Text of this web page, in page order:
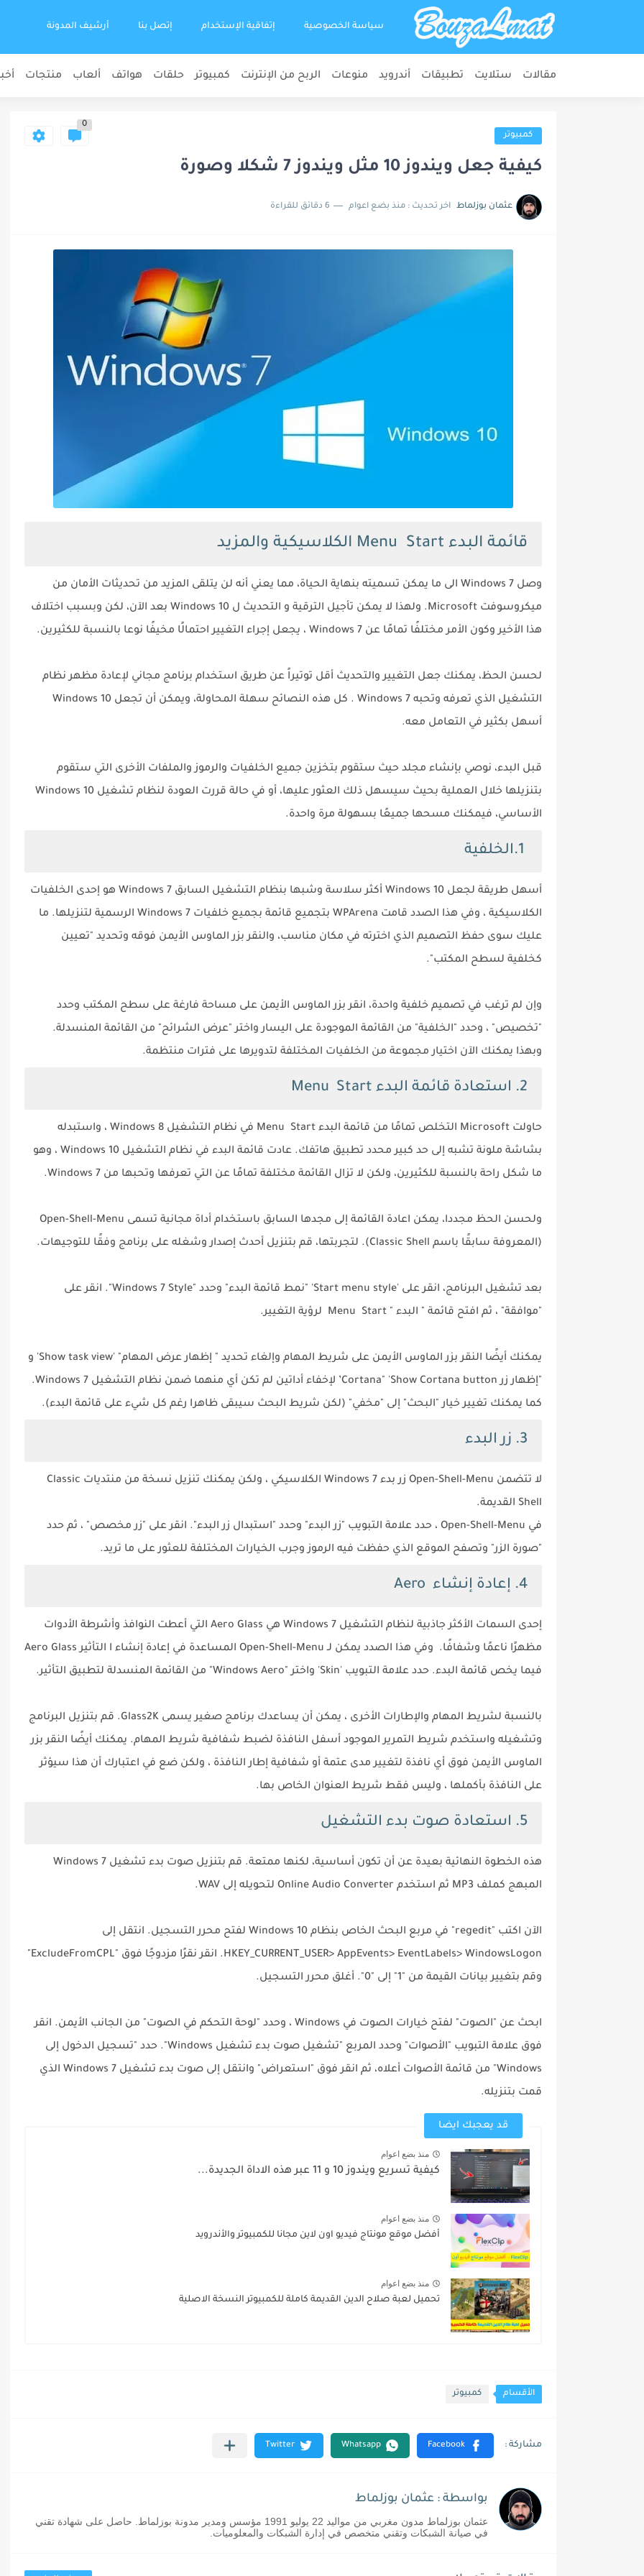
سياسة الخصوصية إتفاقية الإستخدام إتصل بنا أرشيف المدونة
مقالات ستلايت تطبيقات أندرويد منوعات الربح من الإنترنت كمبيوتر حلقات هواتف ألعاب منتجات
كمبيوتر
0
كيفية جعل ويندوز 10 مثل ويندوز 7 شكلا وصورة
عثمان بوزلماط اخر تحديث : منذ بضع اعوام 6 دقائق للقراءة
قائمة البدء Menu Start الكلاسيكية والمزيد
وصل Windows 7 الى ما يمكن تسميته بنهاية الحياة، مما يعني أنه لن يتلقى المزيد من تحديثات الأمان من
ميكروسوفت Microsoft. ولهذا لا يمكن تأجيل الترقية و التحديث ل Windows 10 بعد الآن، لكن وبسبب اختلاف
هذا الأخير وكون الأمر مختلفًا تمامًا عن Windows 7 ، يجعل إجراء التغيير احتمالًا مخيفًا نوعا بالنسبة للكثيرين.
لحسن الحظ، يمكنك جعل التغيير والتحديث أقل توتيراً عن طريق استخدام برنامج مجاني لإعادة مظهر نظام
التشغيل الذي تعرفه وتحبه Windows 7 . كل هذه النصائح سهلة المحاولة، ويمكن أن تجعل Windows 10
أسهل بكثير في التعامل معه.
قبل البدء، نوصي بإنشاء مجلد حيث ستقوم بتخزين جميع الخلفيات والرموز والملفات الأخرى التي ستقوم
بتنزيلها خلال العملية بحيث سيسهل ذلك العثور عليها، أو في حالة قررت العودة لنظام تشغيل Windows 10
الأساسي، فيمكنك مسحها جميعًا بسهولة مرة واحدة.
أسهل طريقة لجعل Windows 10 أكثر سلاسة وشبها بنظام التشغيل السابق Windows 7 هو إحدى الخلفيات
الكلاسيكية ، وفي هذا الصدد قامت WPArena بتجميع قائمة بجميع خلفيات Windows 7 الرسمية لتنزيلها. ما
عليك سوى حفظ التصميم الذي اخترته في مكان مناسب، والنقر بزر الماوس الأيمن فوقه وتحديد "تعيين
كخلفية لسطح المكتب".
وإن لم ترغب في تصميم خلفية واحدة، انقر بزر الماوس الأيمن على مساحة فارغة على سطح المكتب وحدد
"تخصيص" ، وحدد "الخلفية" من القائمة الموجودة على اليسار واختر "عرض الشرائح" من القائمة المنسدلة.
وبهذا يمكنك الآن اختيار مجموعة من الخلفيات المختلفة لتدويرها على فترات منتظمة.
2. استعادة قائمة البدء Menu Start
حاولت Microsoft التخلص تمامًا من قائمة البدء Menu Start في نظام التشغيل Windows 8 ، واستبدله
بشاشة ملونة تشبه إلى حد كبير محدد تطبيق هاتفك. عادت قائمة البدء في نظام التشغيل Windows 10 ، وهو
ما شكل راحة بالنسبة للكثيرين، ولكن لا تزال القائمة مختلفة تمامًا عن التي تعرفها وتحبها من Windows 7.
ولحسن الحظ مجددا، يمكن اعادة القائمة إلى مجدها السابق باستخدام أداة مجانية تسمى Open-Shell-Menu
(المعروفة سابقًا باسم Classic Shell). لتجربتها، قم بتنزيل أحدث إصدار وشغله على برنامج وفقًا للتوجيهات.
بعد تشغيل البرنامج، انقر على 'Start menu style' "نمط قائمة البدء" وحدد "Windows 7 Style". انقر على
"موافقة" ، ثم افتح قائمة " البدء " Menu Start لرؤية التغيير.
يمكنك أيضًا النقر بزر الماوس الأيمن على شريط المهام وإلغاء تحديد " إظهار عرض المهام" 'Show task view' و
"إظهار زر Cortana" 'Show Cortana button’ لإخفاء أداتين لم تكن أي منهما ضمن نظام التشغيل Windows 7.
كما يمكنك تغيير خيار "البحث" إلى "مخفي" (لكن شريط البحث سيبقى ظاهرا رغم كل شيء على قائمة البدء).
3. زر البدء
لا تتضمن Open-Shell-Menu زر بدء Windows 7 الكلاسيكي ، ولكن يمكنك تنزيل نسخة من منتديات Classic
Shell القديمة.
في Open-Shell-Menu ، حدد علامة التبويب "زر البدء" وحدد "استبدال زر البدء". انقر على "زر مخصص" ، ثم حدد
"صورة الزر" وتصفح الموقع الذي حفظت فيه الرموز وجرب الخيارات المختلفة للعثور على ما تريد.
4. إعادة إنشاء Aero
إحدى السمات الأكثر جاذبية لنظام التشغيل Windows 7 هي Aero Glass التي أعطت النوافذ وأشرطة الأدوات
مظهرًا ناعمًا وشفافًا. وفي هذا الصدد يمكن لـ Open-Shell-Menu المساعدة في إعادة إنشاء ا التأثير Aero Glass
فيما يخص قائمة البدء. حدد علامة التبويب 'Skin' واختر "Windows Aero" من القائمة المنسدلة لتطبيق التأثير.
بالنسبة لشريط المهام والإطارات الأخرى ، يمكن أن يساعدك برنامج صغير يسمى Glass2K. قم بتنزيل البرنامج
وتشغيله واستخدم شريط التمرير الموجود أسفل النافذة لضبط شفافية شريط المهام. يمكنك أيضًا النقر بزر
الماوس الأيمن فوق أي نافذة لتغيير مدى عتمة أو شفافية إطار النافذة ، ولكن ضع في اعتبارك أن هذا سيؤثر
على النافذة بأكملها ، وليس فقط شريط العنوان الخاص بها.
5. استعادة صوت بدء التشغيل
هذه الخطوة النهائية بعيدة عن أن تكون أساسية، لكنها ممتعة. قم بتنزيل صوت بدء تشغيل Windows 7
المبهج كملف MP3 ثم استخدم Online Audio Converter لتحويله إلى WAV.
الآن اكتب "regedit" في مربع البحث الخاص بنظام Windows 10 لفتح محرر التسجيل. انتقل إلى
HKEY_CURRENT_USER> AppEvents> EventLabels> WindowsLogon. انقر نقرًا مزدوجًا فوق "ExcludeFromCPL"
وقم بتغيير بيانات القيمة من "1" إلى "0". أغلق محرر التسجيل.
ابحث عن "الصوت" لفتح خيارات الصوت في Windows ، وحدد "لوحة التحكم في الصوت" من الجانب الأيمن. انقر
فوق علامة التبويب "الأصوات" وحدد المربع "تشغيل صوت بدء تشغيل Windows". حدد "تسجيل الدخول إلى
Windows" من قائمة الأصوات أعلاه، ثم انقر فوق "استعراض" وانتقل إلى صوت بدء تشغيل Windows 7 الذي
قمت بتنزيله.
قد يعجبك ايضا
منذ بضع اعوام
كيفية تسريع ويندوز 10 و 11 عبر هذه الاداة الجديدة...
منذ بضع اعوام
أفضل موقع مونتاج فيديو اون لاين مجانا للكمبيوتر والأندرويد
منذ بضع اعوام
تحميل لعبة صلاح الدين القديمة كاملة للكمبيوتر النسخة الاصلية
الأقسام كمبيوتر
بواسطة : عثمان بوزلماط
عثمان بوزلماط مدون مغربي من مواليد 22 يوليو 1991 مؤسس ومدير مدونة بوزلماط. حاصل على شهادة تقني
في صيانة الشبكات وتقني متخصص في إدارة الشبكات والمعلوميات.